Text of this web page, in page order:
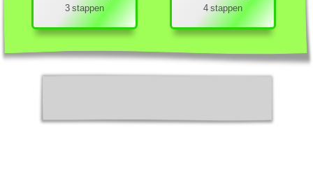
3 stappen
4 stappen